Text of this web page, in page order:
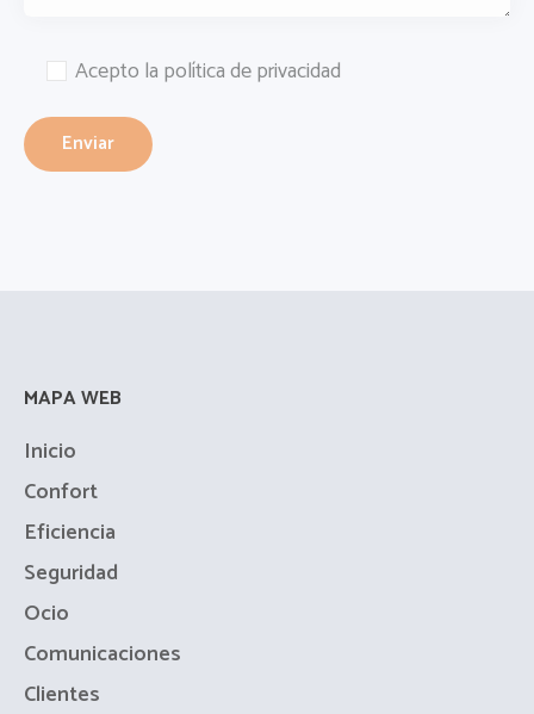
Acepto la política de privacidad
MAPA WEB
Inicio
Confort
Eficiencia
Seguridad
Ocio
Comunicaciones
Clientes